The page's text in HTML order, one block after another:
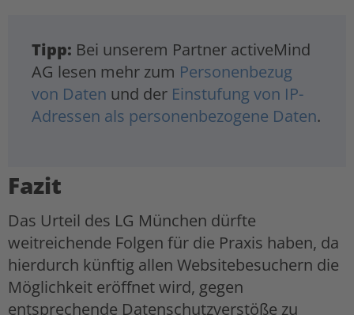
Tipp: Bei unserem Partner activeMind
AG lesen mehr zum Personenbezug
von Daten und der Einstufung von IP-
Adressen als personenbezogene Daten.
Fazit
Das Urteil des LG München dürfte
weitreichende Folgen für die Praxis haben, da
hierdurch künftig allen Websitebesuchern die
Möglichkeit eröffnet wird, gegen
entsprechende Datenschutzverstöße zu